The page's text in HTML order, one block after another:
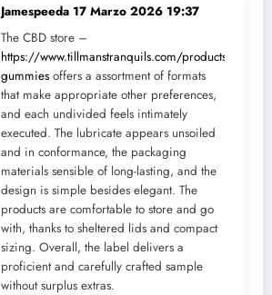
Jamespeeda 17 Marzo 2026 19:37
The CBD store –
https://www.tillmanstranquils.com/products/sativa-
gummies offers a assortment of formats
that make appropriate other preferences,
and each undivided feels intimately
executed. The lubricate appears unsoiled
and in conformance, the packaging
materials sensible of long-lasting, and the
design is simple besides elegant. The
products are comfortable to store and go
with, thanks to sheltered lids and compact
sizing. Overall, the label delivers a
proficient and carefully crafted sample
without surplus extras.